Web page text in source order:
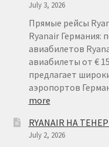
July 3, 2026
Прямые рейсы
Ryanair Германия:
авиабилетов
авиабилеты от €
предлагает
аэропортов
more:
ГЕРМАНИЯ
ОТ
RYANAIR НА
July 2, 2026